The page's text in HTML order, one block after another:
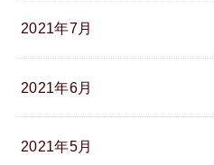
2021年7月
2021年6月
2021年5月